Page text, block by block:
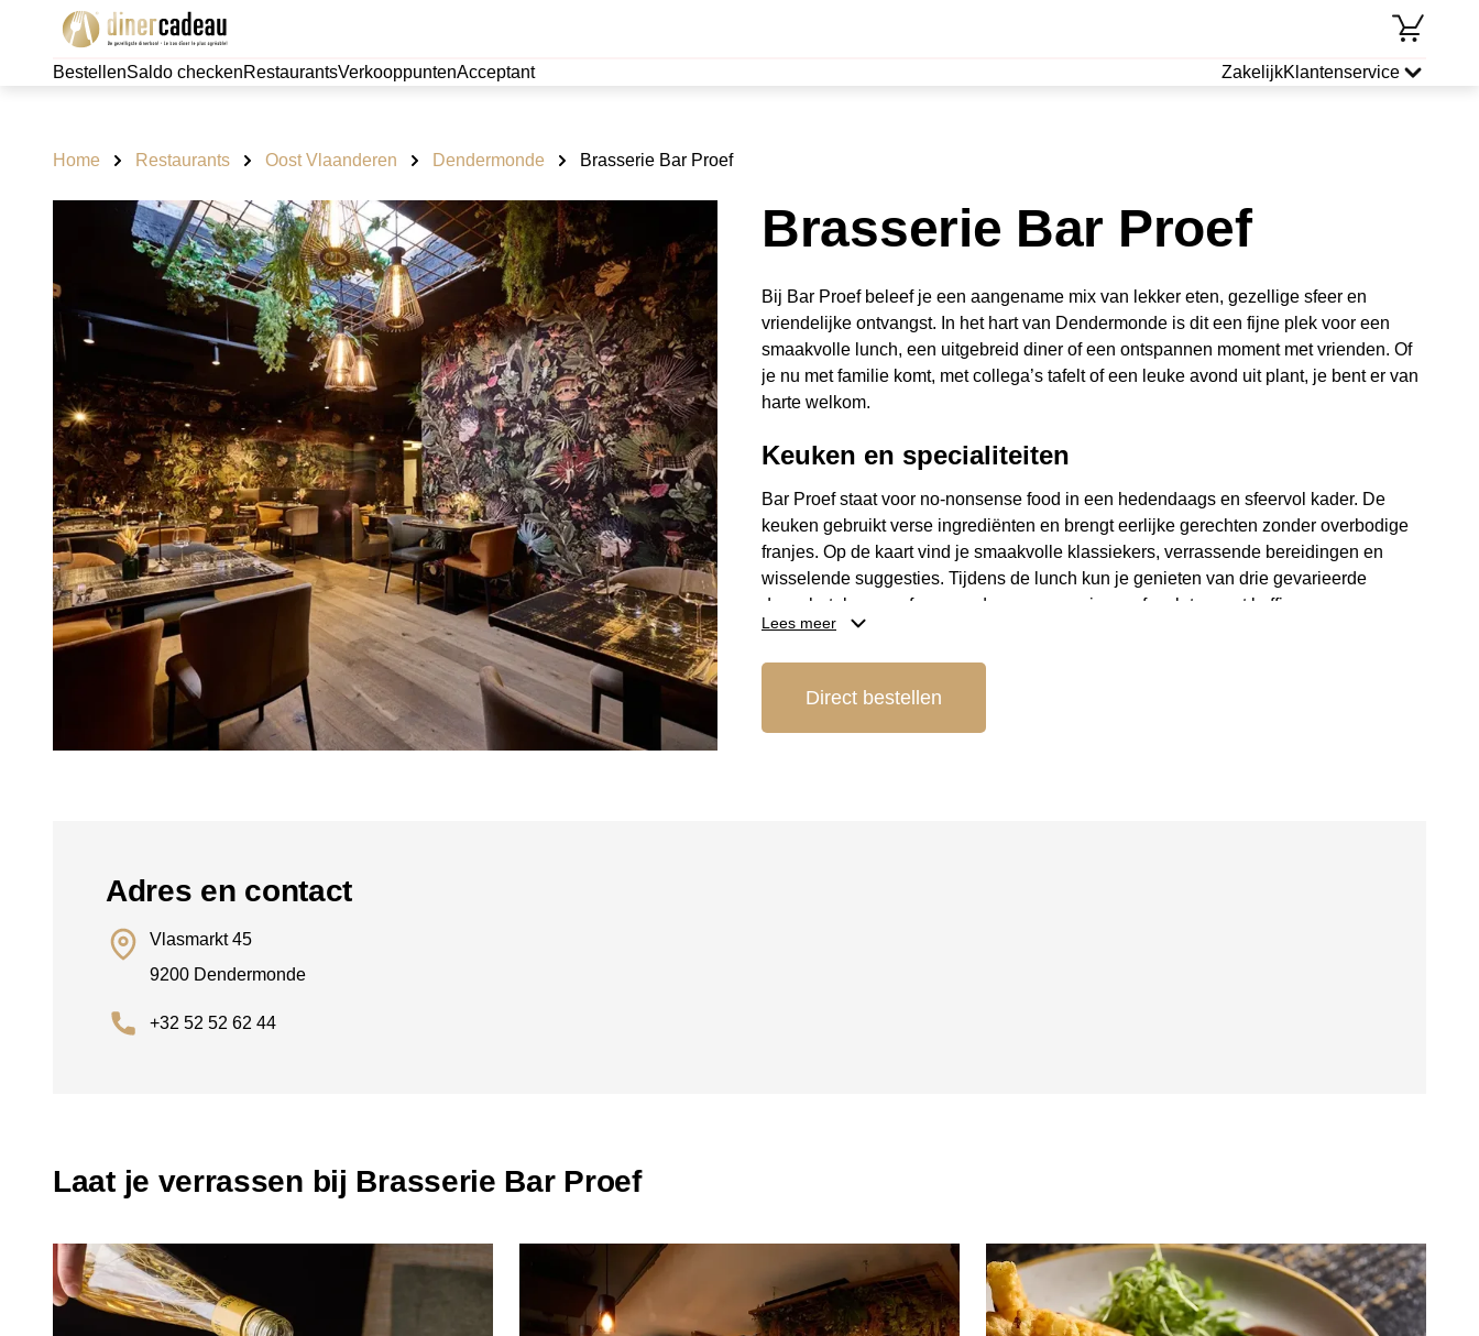
BestellenSaldo checkenRestaurantsVerkooppuntenAcceptant ZakelijkKlantenservice
Home Restaurants Oost Vlaanderen Dendermonde Brasserie Bar Proef
Brasserie Bar Proef
Bij Bar Proef beleef je een aangename mix van lekker eten, gezellige sfeer en
vriendelijke ontvangst. In het hart van Dendermonde is dit een fijne plek voor een
smaakvolle lunch, een uitgebreid diner of een ontspannen moment met vrienden. Of
je nu met familie komt, met collega’s tafelt of een leuke avond uit plant, je bent er van
harte welkom.
Keuken en specialiteiten
Bar Proef staat voor no-nonsense food in een hedendaags en sfeervol kader. De
keuken gebruikt verse ingrediënten en brengt eerlijke gerechten zonder overbodige
franjes. Op de kaart vind je smaakvolle klassiekers, verrassende bereidingen en
wisselende suggesties. Tijdens de lunch kun je genieten van drie gevarieerde
dagschotels, voorafgegaan door een soepje en afgesloten met koffie.
Locatie en bereikbaarheid
Bar Proef bevindt zich aan de Vlasmarkt 45 in Dendermonde. Dankzij de centrale
ligging is het restaurant goed bereikbaar voor gasten uit de stad en de omliggende
info@barproef.be
Telefoon: +32 52 52 62 44
Lees meer
Direct bestellen
Adres en contact
Vlasmarkt 45
9200 Dendermonde
+32 52 52 62 44
Laat je verrassen bij Brasserie Bar Proef